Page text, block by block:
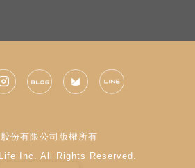
份有限公司版權所有
Inc. All Rights Reserved.